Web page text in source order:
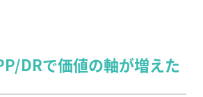
DRで価値の軸が増えた